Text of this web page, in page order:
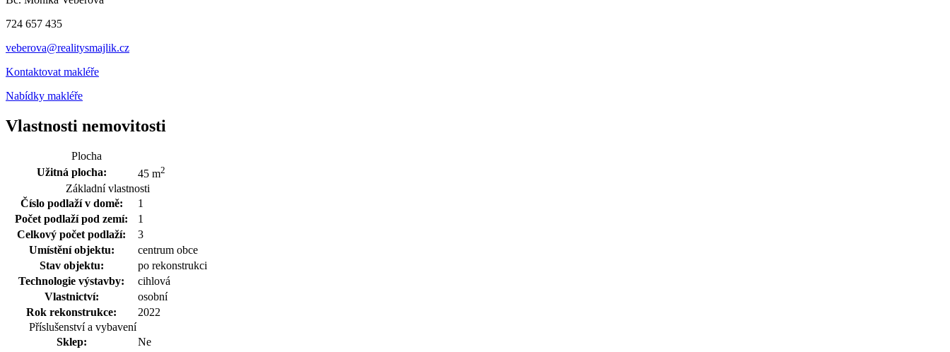
724 657 435
veberova@realitysmajlik.cz
Kontaktovat makléře
Nabídky makléře
Vlastnosti nemovitosti
Plocha
Užitná plocha:
45 m2
Základní vlastnosti
Číslo podlaží v domě:
1
Počet podlaží pod zemí:
1
Celkový počet podlaží:
3
Umístění objektu:
centrum obce
Stav objektu:
po rekonstrukci
Technologie výstavby:
cihlová
Vlastnictví:
osobní
Rok rekonstrukce:
2022
Příslušenství a vybavení
Sklep:
Ne